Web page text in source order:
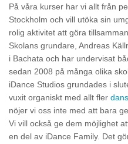
På våra kurser har vi allt från
Stockholm och vill utöka sin
rolig aktivitet att göra
Skolans grundare, Andreas
i Bachata och har undervisat
sedan 2008 på många olika
iDance Studios grundades i
vuxit organiskt med allt fler
nöjer vi oss inte med att bara
Vi vill också ge dem möjlighet
en del av iDance Family. Det